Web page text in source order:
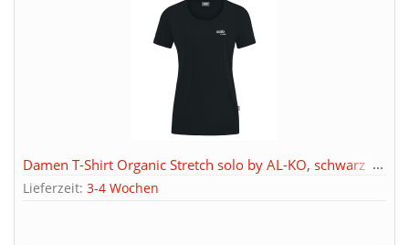
Damen T-Shirt Organic Stretch solo by AL-KO, schwarz
Lieferzeit: 3-4 Wochen